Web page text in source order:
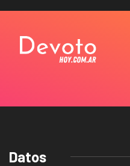
Datos